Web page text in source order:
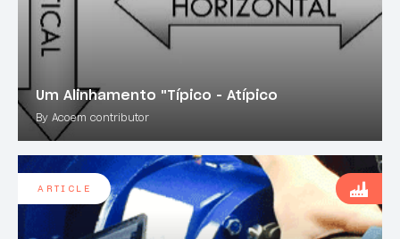
Um Alinhamento "Típico - Atípico
By Acoem contributor
ARTICLE